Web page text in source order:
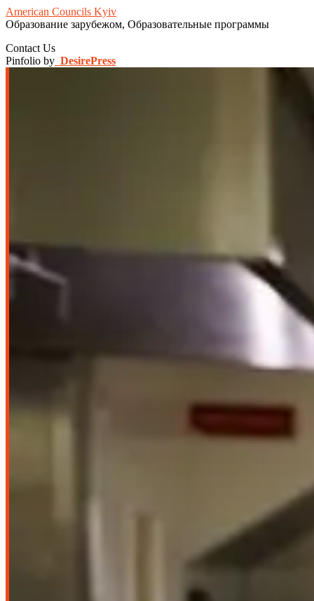
American Councils Kyiv
Образование зарубежом, Образовательные программы
Contact Us
Pinfolio by DesirePress